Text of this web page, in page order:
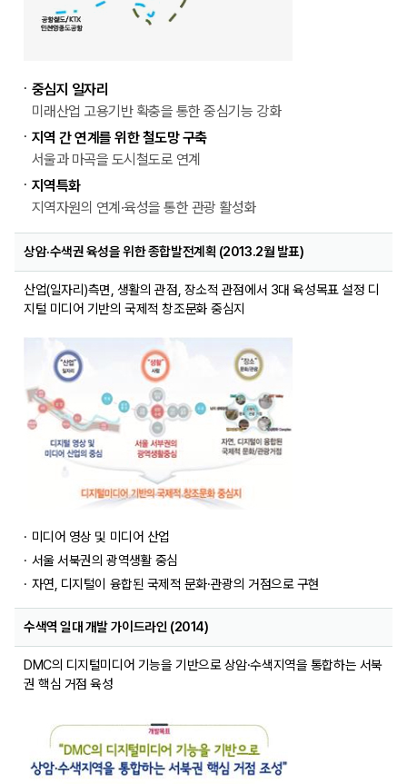
중심지 일자리
미래산업 고용기반 확충을 통한 중심기능 강화
지역 간 연계를 위한 철도망 구축
서울과 마곡을 도시철도로 연계
지역특화
지역자원의 연계·육성을 통한 관광 활성화
상암·수색권 육성을 위한 종합발전계획 (2013.2월 발표)
산업(일자리)측면, 생활의 관점, 장소적 관점에서 3대 육성목표 설정 디
지털 미디어 기반의 국제적 창조문화 중심지
미디어 영상 및 미디어 산업
서울 서북권의 광역생활 중심
자연, 디지털이 융합된 국제적 문화·관광의 거점으로 구현
수색역 일대 개발 가이드라인 (2014)
DMC의 디지털미디어 기능을 기반으로 상암·수색지역을 통합하는 서북
권 핵심 거점 육성